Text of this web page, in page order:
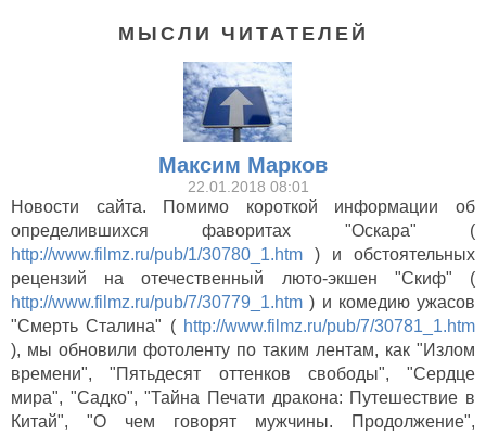
Враг (2013)
МЫСЛИ ЧИТАТЕЛЕЙ
Максим Марков
22.01.2018 08:01
Новости сайта. Помимо короткой информации об
определившихся фаворитах "Оскара" (
http://www.filmz.ru/pub/1/30780_1.htm ) и обстоятельных
рецензий на отечественный люто-экшен "Скиф" (
http://www.filmz.ru/pub/7/30779_1.htm ) и комедию ужасов
"Смерть Сталина" ( http://www.filmz.ru/pub/7/30781_1.htm
), мы обновили фотоленту по таким лентам, как "Излом
времени", "Пятьдесят оттенков свободы", "Сердце
мира", "Садко", "Тайна Печати дракона: Путешествие в
Китай", "О чем говорят мужчины. Продолжение",